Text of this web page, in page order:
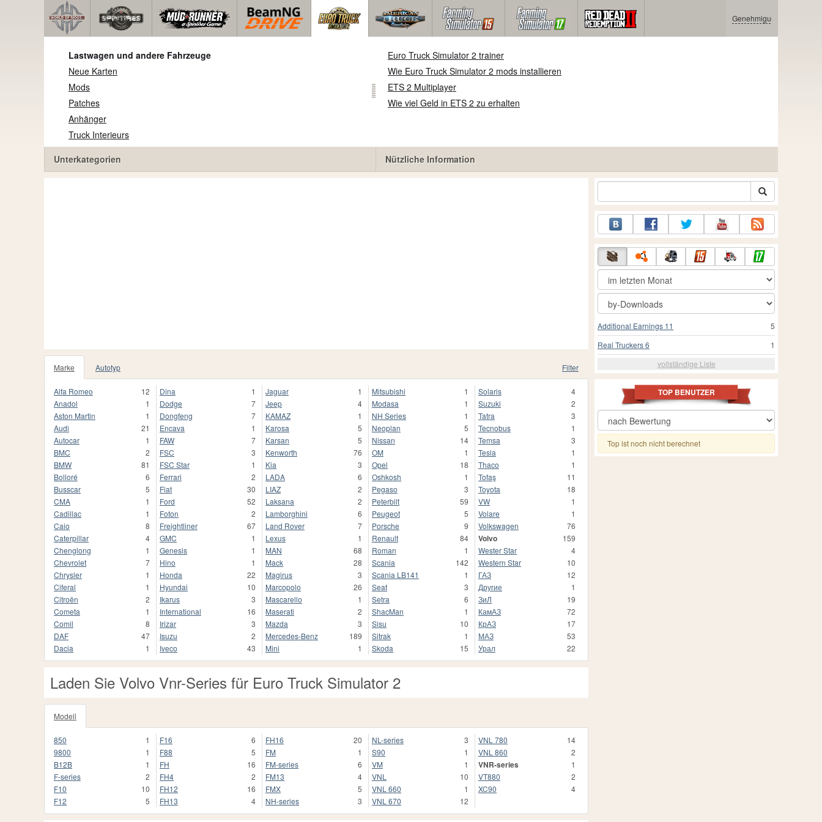
Genehmigung
Lastwagen und andere Fahrzeuge
Neue Karten
Mods
Patches
Anhänger
Truck Interieurs
Unterkategorien
Euro Truck Simulator 2 trainer
Wie Euro Truck Simulator 2 mods installieren
ETS 2 Multiplayer
Wie viel Geld in ETS 2 zu erhalten
Nützliche Information
Marke Autotyp Filter
Alfa Romeo
12
Anadol
1
Aston Martin
1
Audi
21
Autocar
1
BMC
2
BMW
81
Bolloré
6
Busscar
5
CMA
1
Cadillac
1
Caio
8
Caterpillar
4
Chenglong
1
Chevrolet
7
Chrysler
1
Ciferal
1
Citroën
2
Cometa
1
Comil
8
DAF
47
Dacia
1
Dina
1
Dodge
7
Dongfeng
7
Encava
1
FAW
7
FSC
3
FSC Star
1
Ferrari
2
Fiat
30
Ford
52
Foton
2
Freightliner
67
GMC
1
Genesis
1
Hino
1
Honda
22
Hyundai
10
Ikarus
3
International
16
Irizar
3
Isuzu
2
Iveco
43
Jaguar
1
Jeep
4
KAMAZ
1
Karosa
5
Karsan
5
Kenworth
76
Kia
3
LADA
6
LIAZ
2
Laksana
2
Lamborghini
6
Land Rover
7
Lexus
1
MAN
68
Mack
28
Magirus
3
Marcopolo
26
Mascarello
1
Maserati
2
Mazda
3
Mercedes-Benz
189
Mini
1
Mitsubishi
1
Modasa
1
NH Series
1
Neoplan
5
Nissan
14
OM
1
Opel
18
Oshkosh
1
Pegaso
3
Peterbilt
59
Peugeot
5
Porsche
9
Renault
84
Roman
1
Scania
142
Scania LB141
1
Seat
3
Setra
6
ShacMan
1
Sisu
10
Sitrak
1
Skoda
15
Solaris
4
Suzuki
2
Tatra
3
Tecnobus
1
Temsa
3
Tesla
1
Thaco
1
Tofaş
11
Toyota
18
VW
1
Volare
1
Volkswagen
76
Volvo
159
Wester Star
4
Western Star
10
ГАЗ
12
Другие
1
ЗиЛ
19
КамАЗ
72
КрАЗ
17
МАЗ
53
Урал
22
Laden Sie Volvo Vnr-Series für Euro Truck Simulator 2
Modell
850
1
9800
1
B12B
1
F-series
2
F10
10
F12
5
F16
6
F88
5
FH
16
FH4
2
FH12
16
FH13
4
FH16
20
FM
1
FM-series
6
FM13
4
FMX
5
NH-series
3
NL-series
3
S90
1
VM
1
VNL
10
VNL 660
1
VNL 670
12
VNL 780
14
VNL 860
2
VNR-series
1
VT880
2
XC90
4
5
Additional Earnings 11
1
Real Truckers 6
vollständige Liste
TOP BENUTZER
Top ist noch nicht berechnet